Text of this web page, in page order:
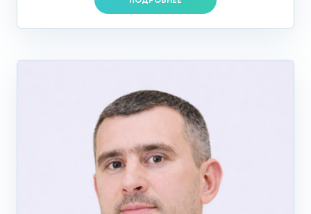
адресу: Большой Власьевский пер. 9 располагается на
цокольном этаже, не предназначенном для спуска
ул. Летчика Бабушкина, д. 48 Б и Ленинский проспект, д.